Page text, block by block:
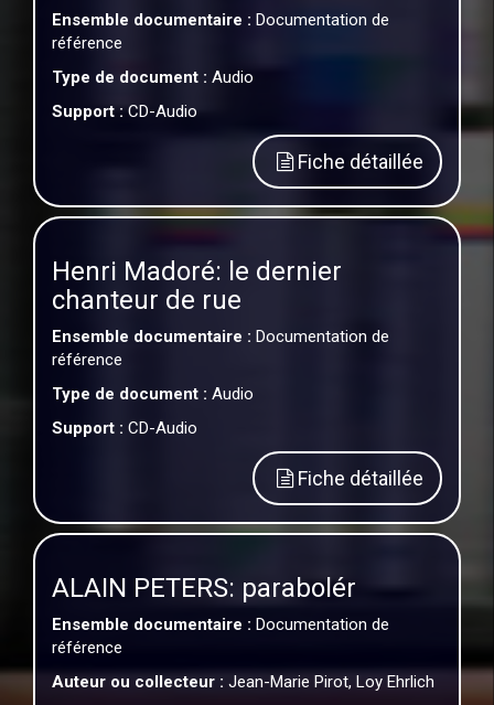
Ensemble documentaire : Documentation de
référence
Type de document : Audio
Support :CD-Audio
Fiche détaillée
Henri Madoré: le dernier
chanteur de rue
Ensemble documentaire : Documentation de
référence
Type de document : Audio
Support : CD-Audio
Fiche détaillée
ALAIN PETERS: parabolér
Ensemble documentaire : Documentation de
référence
Auteur ou collecteur : Jean-Marie Pirot, Loy Ehrlich